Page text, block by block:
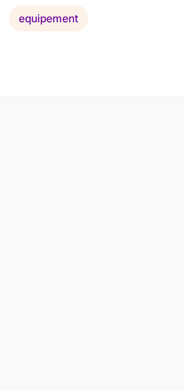
equipement